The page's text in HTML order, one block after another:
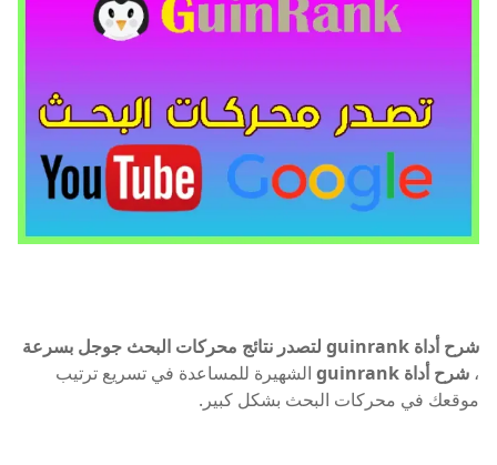
شرح أداة guinrank لتصدر نتائج محركات البحث جوجل بسرعة
، شرح أداة guinrank
الشهيرة للمساعدة في تسريع ترتيب
موقعك في محركات البحث بشكل كبير.